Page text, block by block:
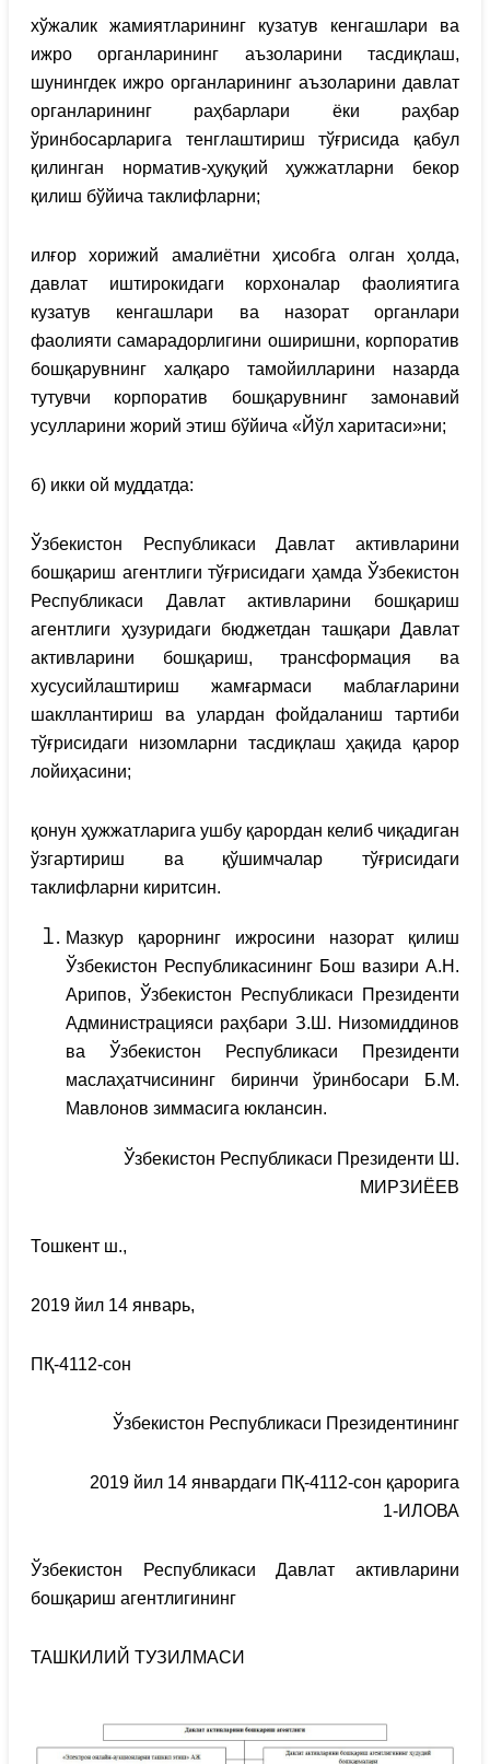
хўжалик жамиятларининг кузатув кенгашлари ва
ижро органларининг аъзоларини тасдиқлаш,
шунингдек ижро органларининг аъзоларини давлат
органларининг раҳбарлари ёки раҳбар
ўринбосарларига тенглаштириш тўғрисида қабул
қилинган норматив-ҳуқуқий ҳужжатларни бекор
қилиш бўйича таклифларни;
илғор хорижий амалиётни ҳисобга олган ҳолда,
давлат иштирокидаги корхоналар фаолиятига
кузатув кенгашлари ва назорат органлари
фаолияти самарадорлигини оширишни, корпоратив
бошқарувнинг халқаро тамойилларини назарда
тутувчи корпоратив бошқарувнинг замонавий
усулларини жорий этиш бўйича «Йўл харитаси»ни;
б) икки ой муддатда:
Ўзбекистон Республикаси Давлат активларини
бошқариш агентлиги тўғрисидаги ҳамда Ўзбекистон
Республикаси Давлат активларини бошқариш
агентлиги ҳузуридаги бюджетдан ташқари Давлат
активларини бошқариш, трансформация ва
хусусийлаштириш жамғармаси маблағларини
шакллантириш ва улардан фойдаланиш тартиби
тўғрисидаги низомларни тасдиқлаш ҳақида қарор
лойиҳасини;
қонун ҳужжатларига ушбу қарордан келиб чиқадиган
ўзгартириш ва қўшимчалар тўғрисидаги
таклифларни киритсин.
Мазкур қарорнинг ижросини назорат қилиш
Ўзбекистон Республикасининг Бош вазири А.Н.
Арипов, Ўзбекистон Республикаси Президенти
Администрацияси раҳбари З.Ш. Низомиддинов
ва Ўзбекистон Республикаси Президенти
маслаҳатчисининг биринчи ўринбосари Б.М.
Мавлонов зиммасига юклансин.
Ўзбекистон Республикаси Президенти Ш.
МИРЗИЁЕВ
Тошкент ш.,
2019 йил 14 январь,
ПҚ-4112-сон
Ўзбекистон Республикаси Президентининг
2019 йил 14 январдаги ПҚ-4112-сон қарорига
1-ИЛОВА
Ўзбекистон Республикаси Давлат активларини
бошқариш агентлигининг
ТАШКИЛИЙ ТУЗИЛМАСИ